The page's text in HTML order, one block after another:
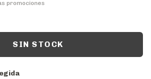
promociones